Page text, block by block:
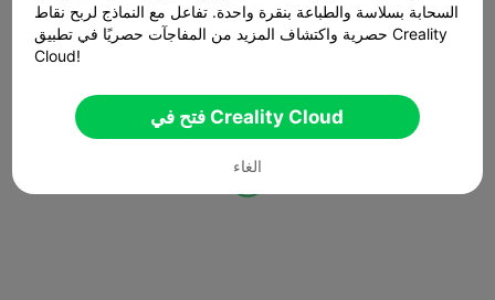
السحابة بسلاسة والطباعة بنقرة واحدة. تفاعل مع النماذج لربح نقاط
حصرية واكتشاف المزيد من المفاجآت حصريًا في تطبيق Creality
Cloud!
فتح في Creality Cloud
الغاء